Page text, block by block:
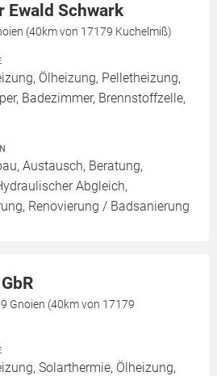
Ewald Schwark
(40km von 17179 Kuchelmiß)
Ölheizung, Pelletheizung,
Badezimmer, Brennstoffzelle,
Austausch, Beratung,
Abgleich,
Renovierung / Badsanierung
Gnoien (40km von 17179
Solarthermie, Ölheizung,